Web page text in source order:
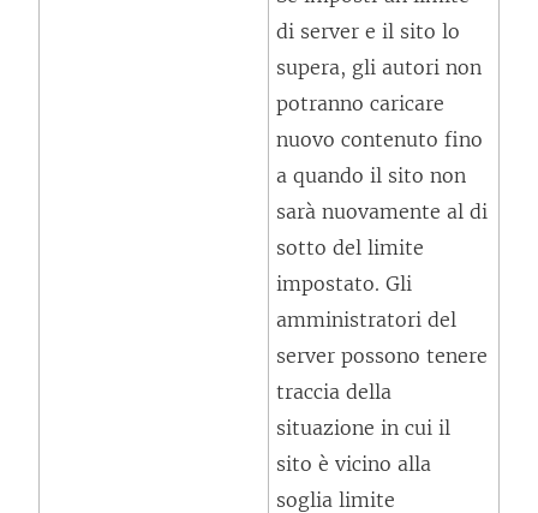
di server e il sito lo
supera, gli autori non
potranno caricare
nuovo contenuto fino
a quando il sito non
sarà nuovamente al di
sotto del limite
impostato. Gli
amministratori del
server possono tenere
traccia della
situazione in cui il
sito è vicino alla
soglia limite